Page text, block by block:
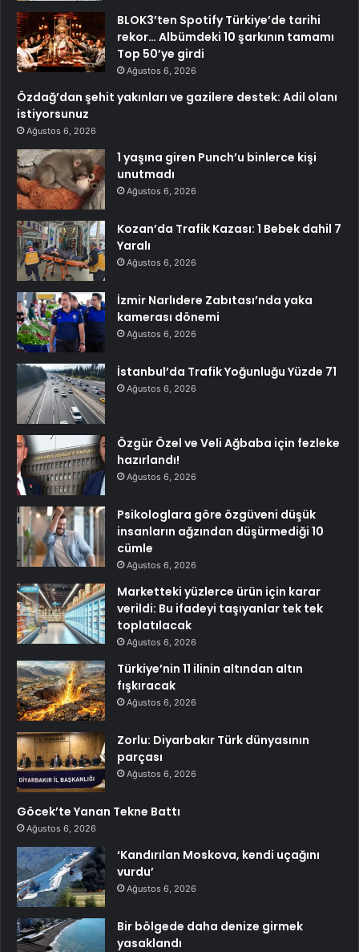
BLOK3’ten Spotify Türkiye’de tarihi
rekor… Albümdeki 10 şarkının tamamı
Top 50’ye girdi
Ağustos 6, 2026
Özdağ’dan şehit yakınları ve gazilere destek: Adil olanı
istiyorsunuz
Ağustos 6, 2026
1 yaşına giren Punch’u binlerce kişi
unutmadı
Ağustos 6, 2026
Kozan’da Trafik Kazası: 1 Bebek dahil 7
Yaralı
Ağustos 6, 2026
İzmir Narlıdere Zabıtası’nda yaka
kamerası dönemi
Ağustos 6, 2026
İstanbul’da Trafik Yoğunluğu Yüzde 71
Ağustos 6, 2026
Özgür Özel ve Veli Ağbaba için fezleke
hazırlandı!
Ağustos 6, 2026
Psikologlara göre özgüveni düşük
insanların ağzından düşürmediği 10
cümle
Ağustos 6, 2026
Marketteki yüzlerce ürün için karar
verildi: Bu ifadeyi taşıyanlar tek tek
toplatılacak
Ağustos 6, 2026
Türkiye’nin 11 ilinin altından altın
fışkıracak
Ağustos 6, 2026
Zorlu: Diyarbakır Türk dünyasının
parçası
Ağustos 6, 2026
Göcek’te Yanan Tekne Battı
Ağustos 6, 2026
‘Kandırılan Moskova, kendi uçağını
vurdu’
Ağustos 6, 2026
Bir bölgede daha denize girmek
yasaklandı